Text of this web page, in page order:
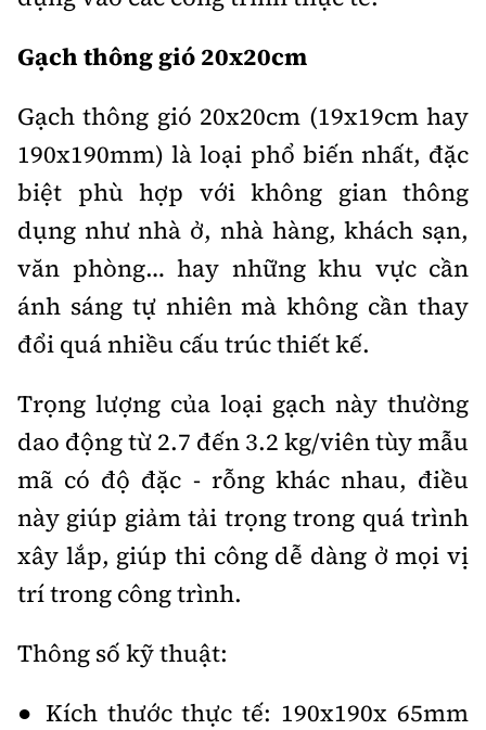
Giải trí - Thể thao
Cơ quan chủ quản: Bộ Xây dựng
Giấy phép số: 03/GP-BVHTTDL, cấp ngày 1/4/2025.
Tòa soạn: Số 2 Nguyễn Công Hoan, phường Giảng Võ,
Tổng biên tập:Nguyễn Thị Hồng Nga
Phó Tổng biên tập:Nguyễn Sơn Tùng,
Nguyễn Đức Thắng, La Đức Hùng
Hotline:
0901 514 799
Quảng cáo và Phát hành:
0915 057 282
Cấm sao chép dưới mọi hình thức nếu không có sự
bằng văn bản.
Thông tin tòa
soạn
Gạch thông gió 20x20cm
Gạch thông gió 20x20cm (19x19cm hay
190x190mm) là loại phổ biến nhất, đặc
biệt phù hợp với không gian thông
dụng như nhà ở, nhà hàng, khách sạn,
văn phòng… hay những khu vực cần
ánh sáng tự nhiên mà không cần thay
đổi quá nhiều cấu trúc thiết kế.
Trọng lượng của loại gạch này thường
dao động từ 2.7 đến 3.2 kg/viên tùy mẫu
mã có độ đặc - rỗng khác nhau, điều
này giúp giảm tải trọng trong quá trình
xây lắp, giúp thi công dễ dàng ở mọi vị
trí trong công trình.
Thông số kỹ thuật:
● Kích thước thực tế: 190x190x 65mm